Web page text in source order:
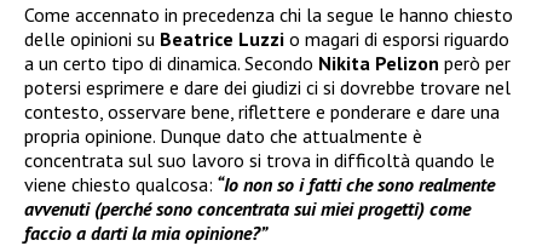
Come accennato in precedenza chi la segue le hanno chiesto
delle opinioni su Beatrice Luzzi o magari di esporsi riguardo
a un certo tipo di dinamica. Secondo Nikita Pelizon però per
potersi esprimere e dare dei giudizi ci si dovrebbe trovare nel
contesto, osservare bene, riflettere e ponderare e dare una
propria opinione. Dunque dato che attualmente è
concentrata sul suo lavoro si trova in difficoltà quando le
viene chiesto qualcosa: “Io non so i fatti che sono realmente
avvenuti (perché sono concentrata sui miei progetti) come
faccio a darti la mia opinione?”